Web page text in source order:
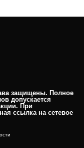
защищены. Полное
допускается
При
ссылка на сетевое